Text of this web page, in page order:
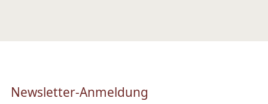
Newsletter-Anmeldung